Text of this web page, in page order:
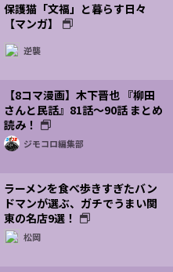
保護猫「文福」と暮らす日々
【マンガ】
逆襲
【8コマ漫画】木下晋也 『柳田
さんと民話』81話～90話 まとめ
読み！
ジモコロ編集部
ラーメンを食べ歩きすぎたバン
ドマンが選ぶ、ガチでうまい関
東の名店9選！
松岡